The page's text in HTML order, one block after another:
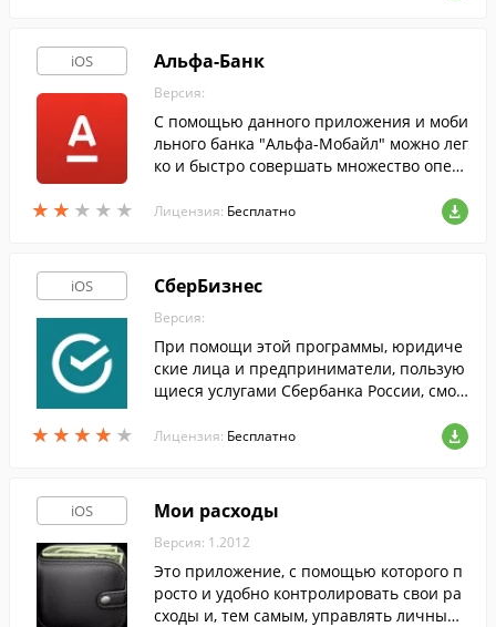
iOS
★ ★ ★ ★ ★
★ ★ ★ ★ ★
Альфа-Банк
Версия:
С помощью данного приложения и моби
льного банка "Альфа-Мобайл" можно лег
ко и быстро совершать множество опер
х на счетах, совершать переводы и т. д.
Лицензия: Бесплатно
iOS
★ ★ ★ ★ ★
★ ★ ★ ★ ★
СберБизнес
Версия:
При помощи этой программы, юридиче
ские лица и предприниматели, пользую
щиеся услугами Сбербанка России, смог
и управлять счетами компании в любой
Лицензия: Бесплатно
iOS Мои расходы
Версия: 1.2012
Это приложение, с помощью которого п
росто и удобно контролировать свои ра
сходы и, тем самым, управлять личным